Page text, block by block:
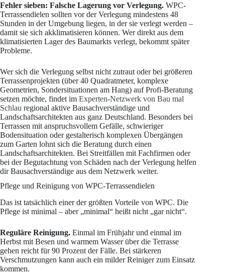
Fehler sieben: Falsche Lagerung vor Verlegung. WPC-
Terrassendielen sollten vor der Verlegung mindestens 48
Stunden in der Umgebung liegen, in der sie verlegt werden –
damit sie sich akklimatisieren können. Wer direkt aus dem
klimatisierten Lager des Baumarkts verlegt, bekommt später
Probleme.
Wer sich die Verlegung selbst nicht zutraut oder bei größeren
Terrassenprojekten (über 40 Quadratmeter, komplexe
Geometrien, Sondersituationen am Hang) auf Profi-Beratung
setzen möchte, findet im Experten-Netzwerk von Bau mal
Schlau regional aktive Bausachverständige und
Landschaftsarchitekten aus ganz Deutschland. Besonders bei
Terrassen mit anspruchsvollem Gefälle, schwieriger
Bodensituation oder gestalterisch komplexen Übergängen
zum Garten lohnt sich die Beratung durch einen
Landschaftsarchitekten. Bei Streitfällen mit Fachfirmen oder
bei der Begutachtung von Schäden nach der Verlegung helfen
dir Bausachverständige aus dem Netzwerk weiter.
Pflege und Reinigung von WPC-Terrassendielen
Das ist tatsächlich einer der größten Vorteile von WPC. Die
Pflege ist minimal – aber „minimal“ heißt nicht „gar nicht“.
Reguläre Reinigung. Einmal im Frühjahr und einmal im
Herbst mit Besen und warmem Wasser über die Terrasse
gehen reicht für 90 Prozent der Fälle. Bei stärkeren
Verschmutzungen kann auch ein milder Reiniger zum Einsatz
kommen.